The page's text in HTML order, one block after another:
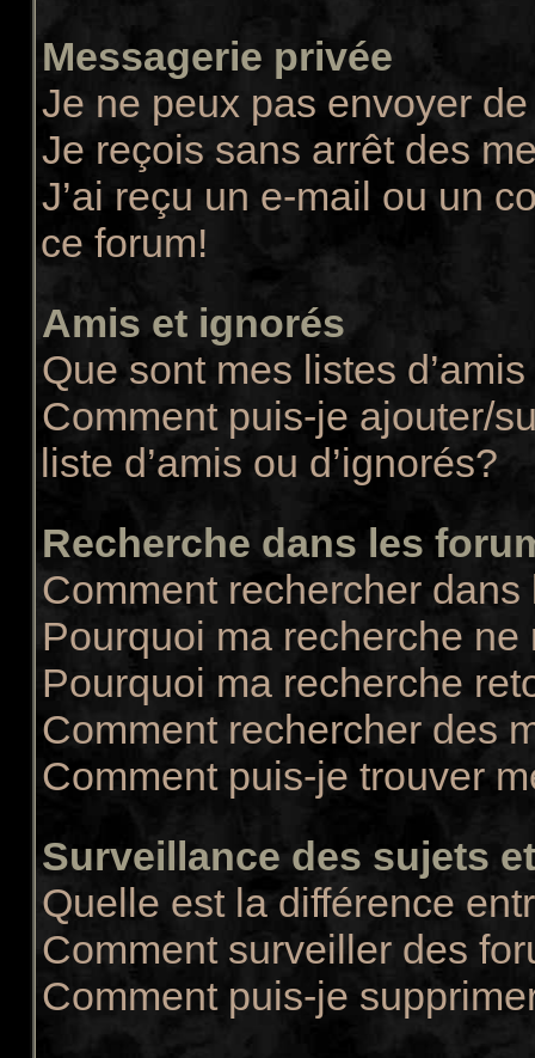
Messagerie privée
Je ne peux pas envoyer
Je reçois sans arrêt des
J’ai reçu un e-mail ou un
ce forum!
Amis et ignorés
Que sont mes listes
Comment puis-je ajouter/
liste d’amis ou d’ignorés?
Recherche dans les
Comment rechercher dans
Pourquoi ma recherche
Pourquoi ma recherche
Comment rechercher des
Comment puis-je trouver
Surveillance des sujets
Quelle est la différence
Comment surveiller des
Comment puis-je